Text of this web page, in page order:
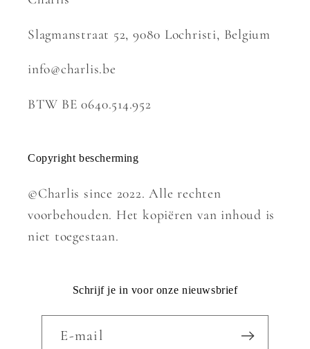
Slagmanstraat 52, 9080 Lochristi, Belgium
info@charlis.be
BTW BE 0640.514.952
Copyright bescherming
©Charlis since 2022. Alle rechten
voorbehouden. Het kopiëren van inhoud is
niet toegestaan.
Schrijf je in voor onze nieuwsbrief
E‑mail